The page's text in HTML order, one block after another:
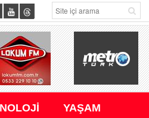
YAŞAM